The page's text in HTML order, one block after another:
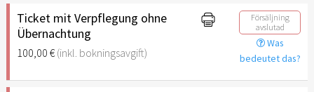
Ticket mit Verpflegung ohne
Übernachtung
100,00 €(inkl. bokningsavgift)
Försäljning
avslutad
Was
bedeutet das?